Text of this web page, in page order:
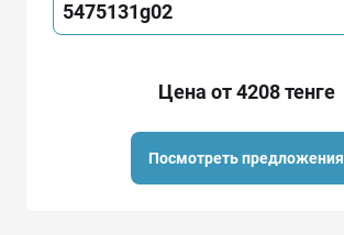
5475131g02
Цена от 4208 тенге
Посмотреть предложения